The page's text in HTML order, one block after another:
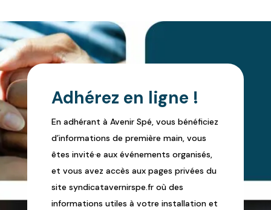
Adhérez en ligne !
En adhérant à Avenir Spé, vous bénéficiez
d’informations de première main, vous
êtes invité·e aux événements organisés,
et vous avez accès aux pages privées du
site syndicatavernirspe.fr où des
informations utiles à votre installation et